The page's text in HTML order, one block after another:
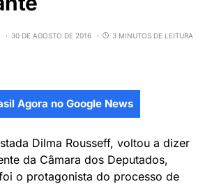
30 DE AGOSTO DE 2016 3 MINUTOS DE LEITURA
Agora no Google News
Dilma Rousseff, voltou a dizer
da Câmara dos Deputados,
o protagonista do processo de